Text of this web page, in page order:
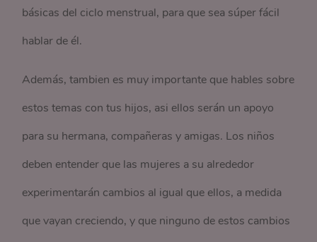
básicas del ciclo menstrual, para que sea súper fácil
hablar de él.
Además, tambien es muy importante que hables sobre
estos temas con tus hijos, asi ellos serán un apoyo
para su hermana, compañeras y amigas. Los niños
deben entender que las mujeres a su alrededor
experimentarán cambios al igual que ellos, a medida
que vayan creciendo, y que ninguno de estos cambios